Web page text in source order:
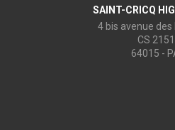
SAINT-CRICQ
4 bis avenue des
CS
64015 -